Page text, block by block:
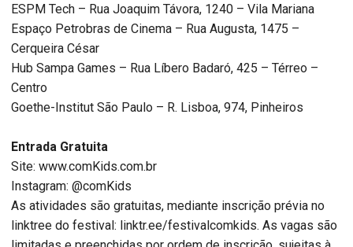
ESPM Tech – Rua Joaquim Távora, 1240 – Vila Mariana
Espaço Petrobras de Cinema – Rua Augusta, 1475 –
Cerqueira César
Hub Sampa Games – Rua Líbero Badaró, 425 – Térreo –
Centro
Goethe-Institut São Paulo – R. Lisboa, 974, Pinheiros
Entrada Gratuita
Site: www.comKids.com.br
Instagram: @comKids
As atividades são gratuitas, mediante inscrição prévia no
linktree do festival: linktr.ee/festivalcomkids. As vagas são